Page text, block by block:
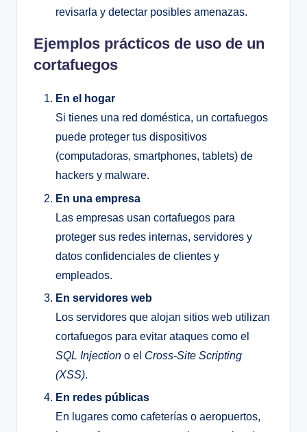
revisarla y detectar posibles amenazas.
Ejemplos prácticos de uso de un
cortafuegos
En el hogar
Si tienes una red doméstica, un cortafuegos
puede proteger tus dispositivos
(computadoras, smartphones, tablets) de
hackers y malware.
En una empresa
Las empresas usan cortafuegos para
proteger sus redes internas, servidores y
datos confidenciales de clientes y
empleados.
En servidores web
Los servidores que alojan sitios web utilizan
cortafuegos para evitar ataques como el
SQL Injection o el Cross-Site Scripting
(XSS).
En redes públicas
En lugares como cafeterías o aeropuertos,